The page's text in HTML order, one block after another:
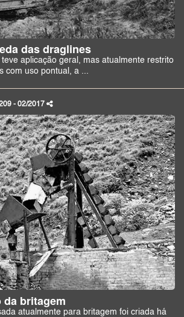
das draglines
aplicação geral, mas atualmente restrito
com uso pontual, a ...
- 02/2017
da britagem
atualmente para britagem foi criada há